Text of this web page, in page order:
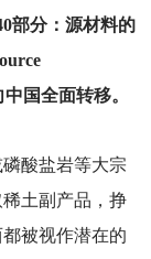
部分：源材料的
国全面转移。
酸盐岩等大宗
土副产品，挣
被视作潜在的